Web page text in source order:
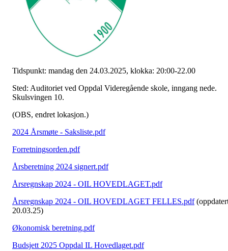
Tidspunkt: mandag den 24.03.2025, klokka: 20:00-22.00
Sted: Auditoriet ved Oppdal Videregående skole, inngang nede.
Skulsvingen 10.
(OBS, endret lokasjon.)
2024 Årsmøte - Saksliste.pdf
Forretningsorden.pdf
Årsberetning 2024 signert.pdf
Årsregnskap 2024 - OIL HOVEDLAGET.pdf
Årsregnskap 2024 - OIL HOVEDLAGET FELLES.pdf
20.03.25)
Økonomisk beretning.pdf
Budsjett 2025 Oppdal IL Hovedlaget.pdf